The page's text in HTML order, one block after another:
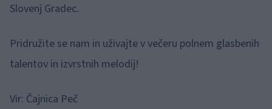
Slovenj Gradec.
Pridružite se nam in uživajte v večeru polnem glasbenih
talentov in izvrstnih melodij!
Vir: Čajnica Peč